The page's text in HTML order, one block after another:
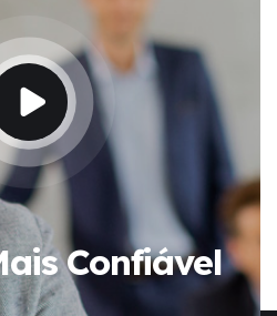
Confiável